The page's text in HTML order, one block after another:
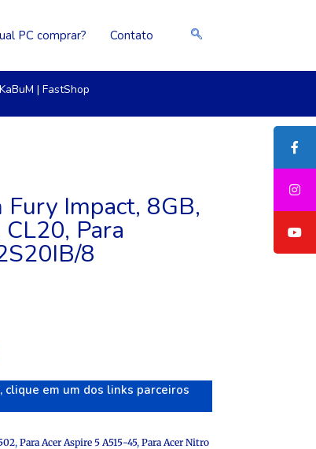
PC comprar? Contato
KaBuM | FastShop
Impact, 8GB,
Para
8
em um dos links parceiros
, Para Acer Aspire 5 A515-45, Para Acer Nitro